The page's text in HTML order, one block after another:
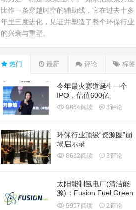
比作一条穿越时空的辅助线，它在过去十多
年里三度进化，见证并塑造了整个环保行业
的兴衰与重塑。
热门 最新 评论 标签
今年最火赛道诞生一个
IPO，估值600亿
9864 阅读 3评论
环保行业顶级“资源圈”崩
塌启示录
8632 阅读 3评论
太阳能制氢电厂(清洁能
源)：Fusion Fuel Green
plc(HTOO)
9957 阅读 2评论